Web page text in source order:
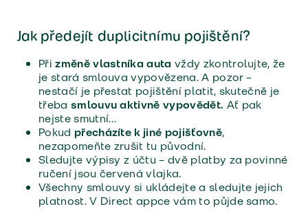
Jak předejít duplicitnímu pojištění?
Přizměně vlastníka auta vždy zkontrolujte, že
je stará smlouva vypovězena. A pozor –
nestačí je přestat pojištění platit, skutečně je
třeba smlouvu aktivně vypovědět. Ať pak
nejste smutní…
Pokud přecházíte k jiné pojišťovně,
nezapomeňte zrušit tu původní.
Sledujte výpisy z účtu – dvě platby za povinné
ručení jsou červená vlajka.
Všechny smlouvy si ukládejte a sledujte jejich
platnost. V Direct appce vám to půjde samo.